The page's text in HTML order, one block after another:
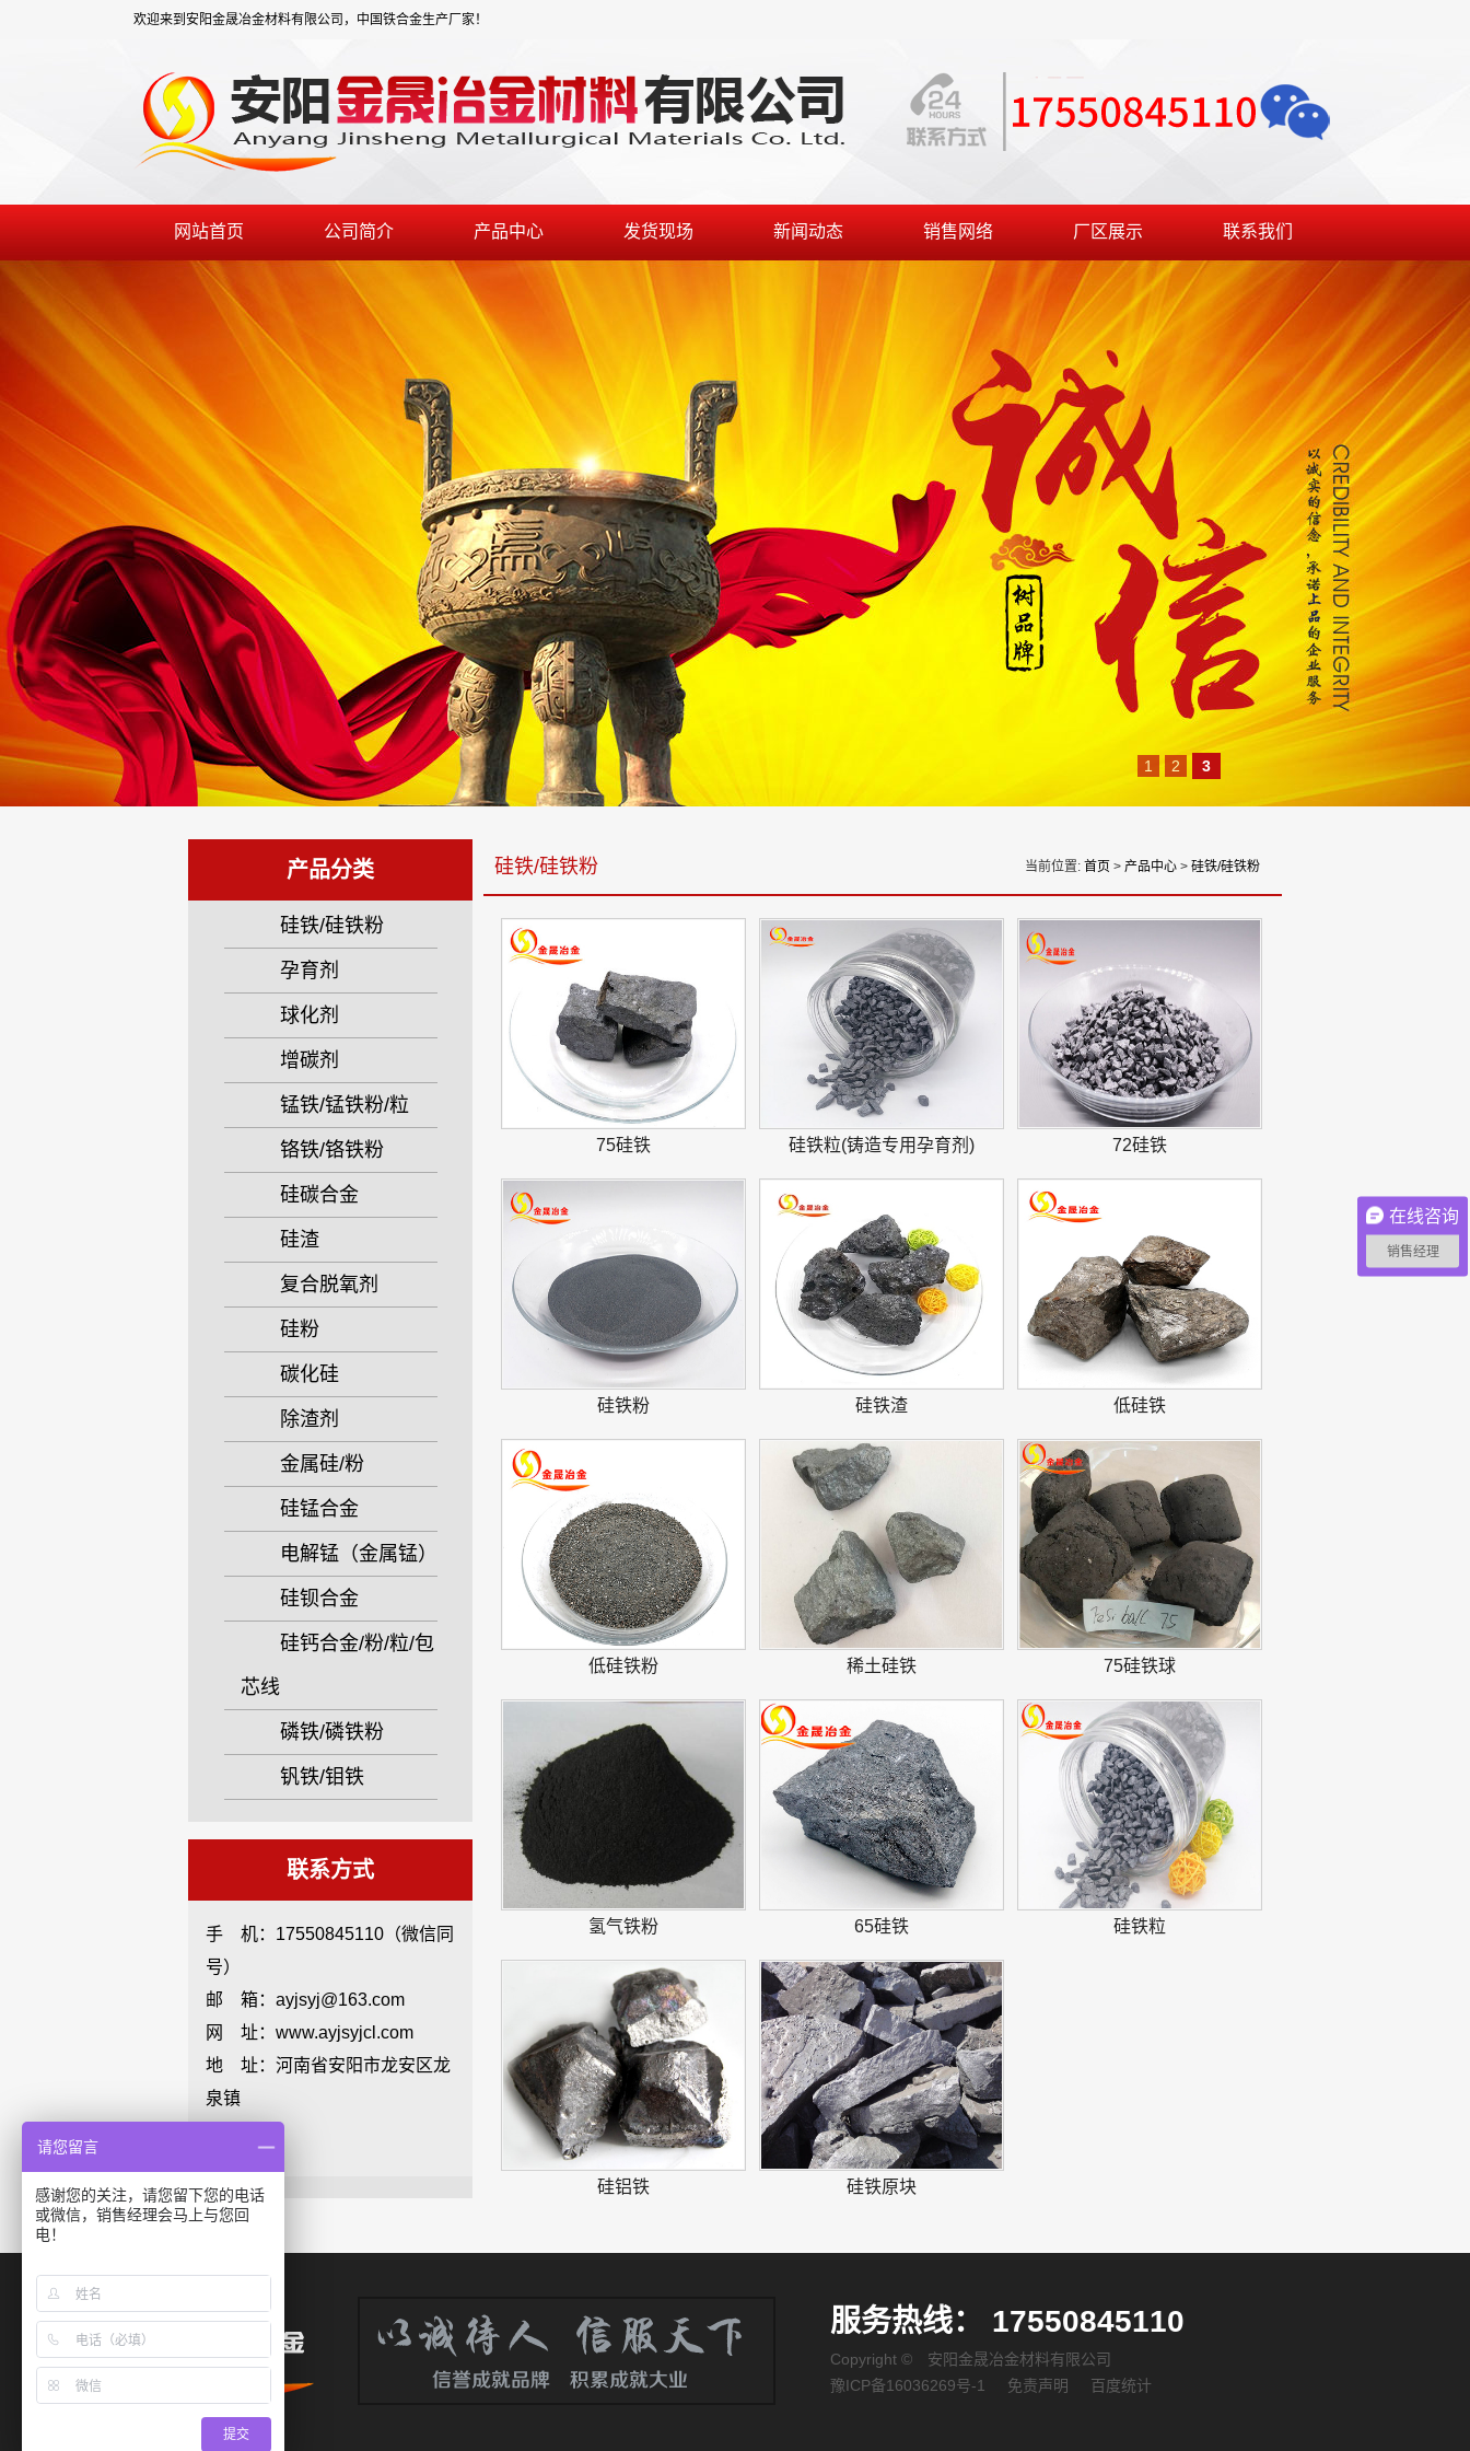
欢迎来到安阳金晟冶金材料有限公司，中国铁合金生产厂家！
网站首页 公司简介 产品中心 发货现场 新闻动态 销售网络 厂区展示 联系我们
1 2 3
当前位置: 首页 > 产品中心 > 硅铁/硅铁粉
硅铁/硅铁粉
75硅铁 硅铁粒(铸造专用孕育剂) 72硅铁
硅铁粉 硅铁渣 低硅铁
低硅铁粉 稀土硅铁 75硅铁球
氢气铁粉 65硅铁 硅铁粒
硅铝铁 硅铁原块
产品分类
硅铁/硅铁粉
孕育剂
球化剂
增碳剂
锰铁/锰铁粉/粒
铬铁/铬铁粉
硅碳合金
硅渣
复合脱氧剂
硅粉
碳化硅
除渣剂
金属硅/粉
硅锰合金
电解锰（金属锰）
硅钡合金
硅钙合金/粉/粒/包
芯线
磷铁/磷铁粉
钒铁/钼铁
联系方式
手 机：17550845110（微信同
号）
邮 箱：ayjsyj@163.com
网 址：www.ayjsyjcl.com
地 址：河南省安阳市龙安区龙
泉镇
服务热线： 17550845110
Copyright © 安阳金晟冶金材料有限公司
豫ICP备16036269号-1
免责声明 百度统计
在线咨询
销售经理
请您留言
感谢您的关注，请您留下您的电话
或微信，销售经理会马上与您回
电！
提交